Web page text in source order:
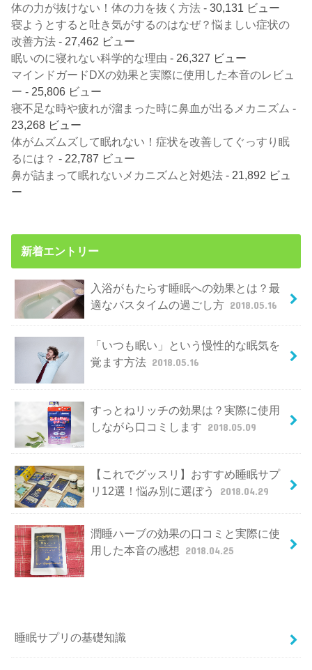
体の力が抜けない！体の力を抜く方法 - 30,131 ビュー
寝ようとすると吐き気がするのはなぜ？悩ましい症状の
改善方法 - 27,462 ビュー
眠いのに寝れない科学的な理由 - 26,327 ビュー
マインドガードDXの効果と実際に使用した本音のレビュ
ー - 25,806 ビュー
寝不足な時や疲れが溜まった時に鼻血が出るメカニズム -
23,268 ビュー
体がムズムズして眠れない！症状を改善してぐっすり眠
るには？ - 22,787 ビュー
鼻が詰まって眠れないメカニズムと対処法 - 21,892 ビュ
ー
新着エントリー
入浴がもたらす睡眠への効果とは？最
適なバスタイムの過ごし方 2018.05.16
「いつも眠い」という慢性的な眠気を
覚ます方法 2018.05.16
すっとねリッチの効果は？実際に使用
しながら口コミします 2018.05.09
【これでグッスリ】おすすめ睡眠サプ
リ12選！悩み別に選ぼう
2018.04.29
潤睡ハーブの効果の口コミと実際に使
用した本音の感想 2018.04.25
睡眠サプリの基礎知識